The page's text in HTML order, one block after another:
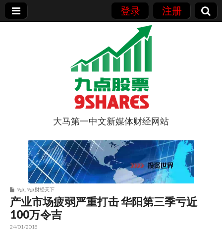
登录 注册
9点股票
大马第一中文新媒体财经网站
9点 9点财经天下
产业市场疲弱严重打击 华阳第三季亏近
100万令吉
24/01/2018